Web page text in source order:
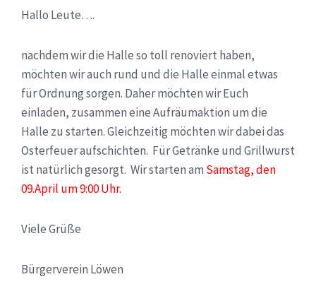
Hallo Leute….
nachdem wir die Halle so toll renoviert haben,
möchten wir auch rund und die Halle einmal etwas
für Ordnung sorgen. Daher möchten wir Euch
einladen, zusammen eine Aufräumaktion um die
Halle zu starten. Gleichzeitig möchten wir dabei das
Osterfeuer aufschichten. Für Getränke und Grillwurst
ist natürlich gesorgt. Wir starten am Samstag, den
09.April um 9:00 Uhr.
Viele Grüße
Bürgerverein Löwen